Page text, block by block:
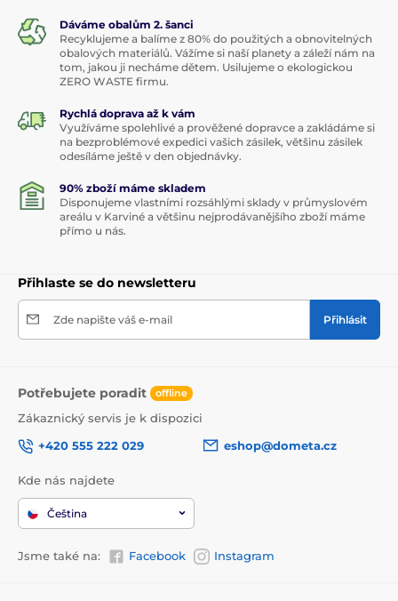
Dáváme obalům 2. šanci
Recyklujeme a balíme z 80% do použitých a obnovitelných
obalových materiálů. Vážíme si naší planety a záleží nám na
tom, jakou ji necháme dětem. Usilujeme o ekologickou
ZERO WASTE firmu.
Rychlá doprava až k vám
Využíváme spolehlivé a prověžené dopravce a zakládáme si
na bezproblémové expedici vašich zásilek, většinu zásilek
odesíláme ještě v den objednávky.
90% zboží máme skladem
Disponujeme vlastními rozsáhlými sklady v průmyslovém
areálu v Karviné a většinu nejprodávanějšího zboží máme
přímo u nás.
Přihlaste se do newsletteru
Zde napište váš e-mail Přihlásit
Potřebujete poradit offline
Zákaznický servis je k dispozici
+420 555 222 029
eshop@dometa.cz
Kde nás najdete
Čeština
Jsme také na: Facebook Instagram